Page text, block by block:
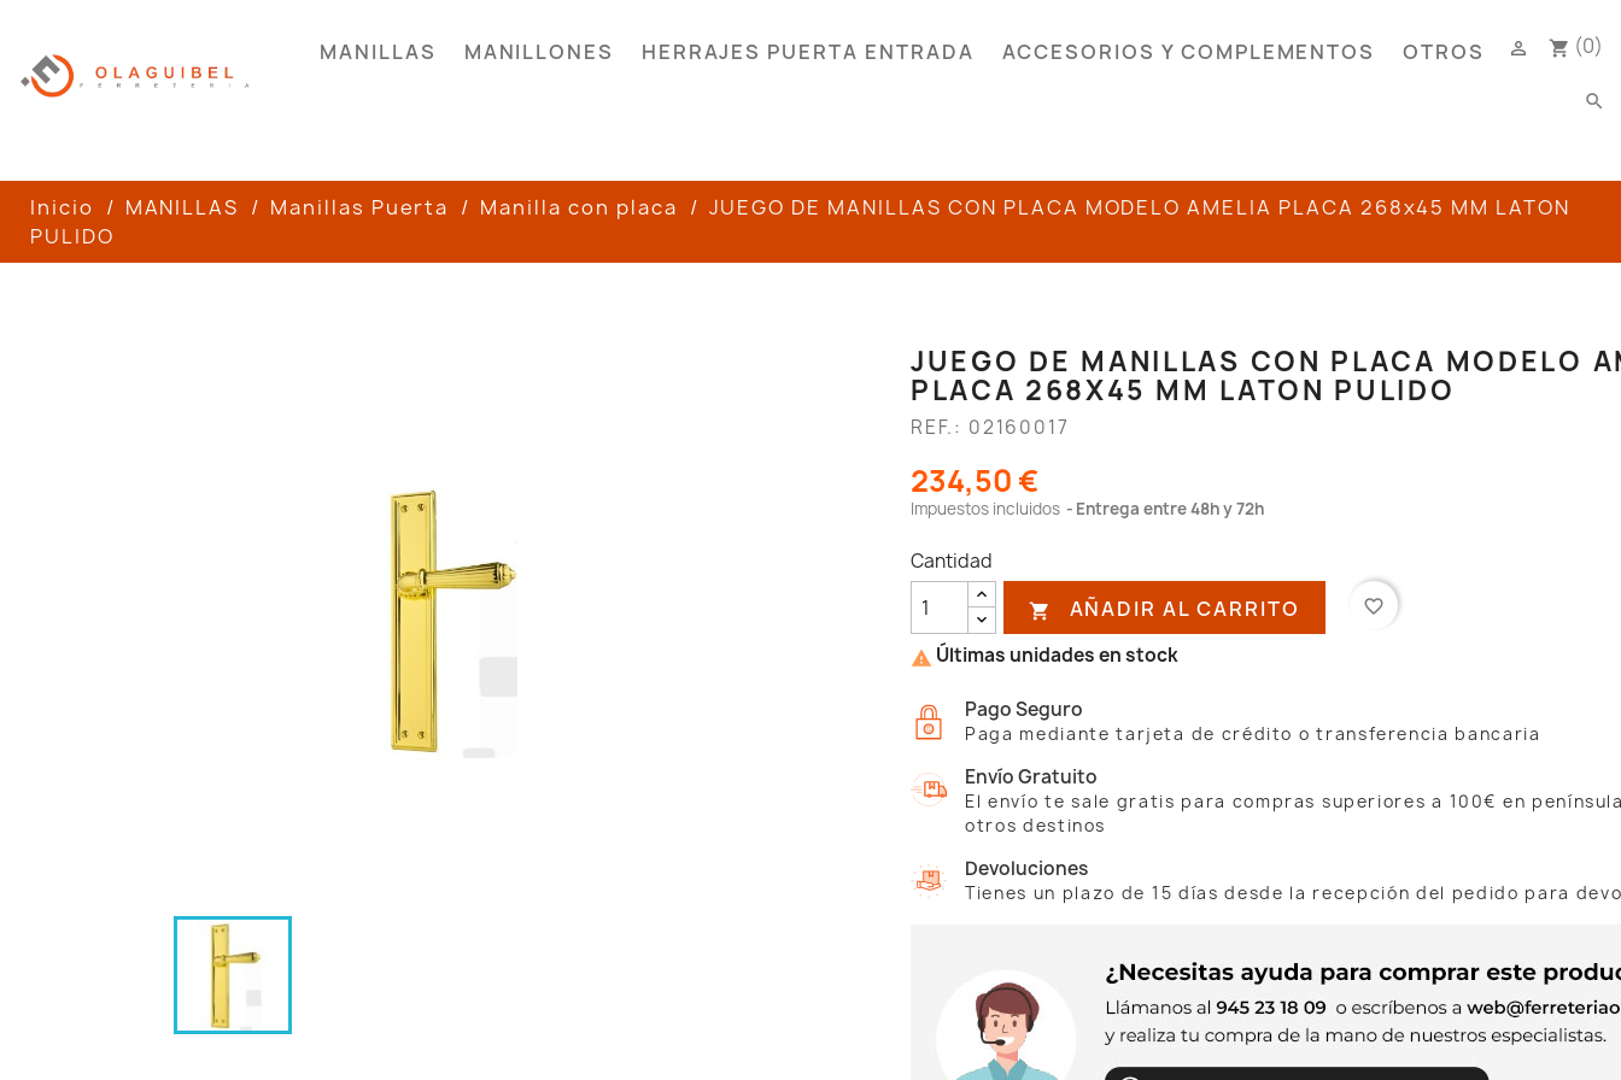
MANILLAS MANILLONES HERRAJES PUERTA ENTRADA ACCESORIOS Y COMPLEMENTOS OTROS shopping_cart (0)

search
Inicio MANILLAS Manillas Puerta Manilla con placa
JUEGO DE MANILLAS CON PLACA MODELO AMELIA PLACA 268x45 MM LATON
PULIDO
JUEGO DE MANILLAS CON PLACA MODELO
PLACA 268X45 MM LATON PULIDO
REF.: 02160017
234,50 €
Impuestos incluidos Entrega entre 48h y 72h
Cantidad
 AÑADIR AL CARRITO favorite_border
 Últimas unidades en stock
Pago Seguro
Paga mediante tarjeta de crédito o transferencia bancaria
Envío Gratuito
El envío te sale gratis para compras superiores a 100€ en
otros destinos
Devoluciones
Tienes un plazo de 15 días desde la recepción del pedido para